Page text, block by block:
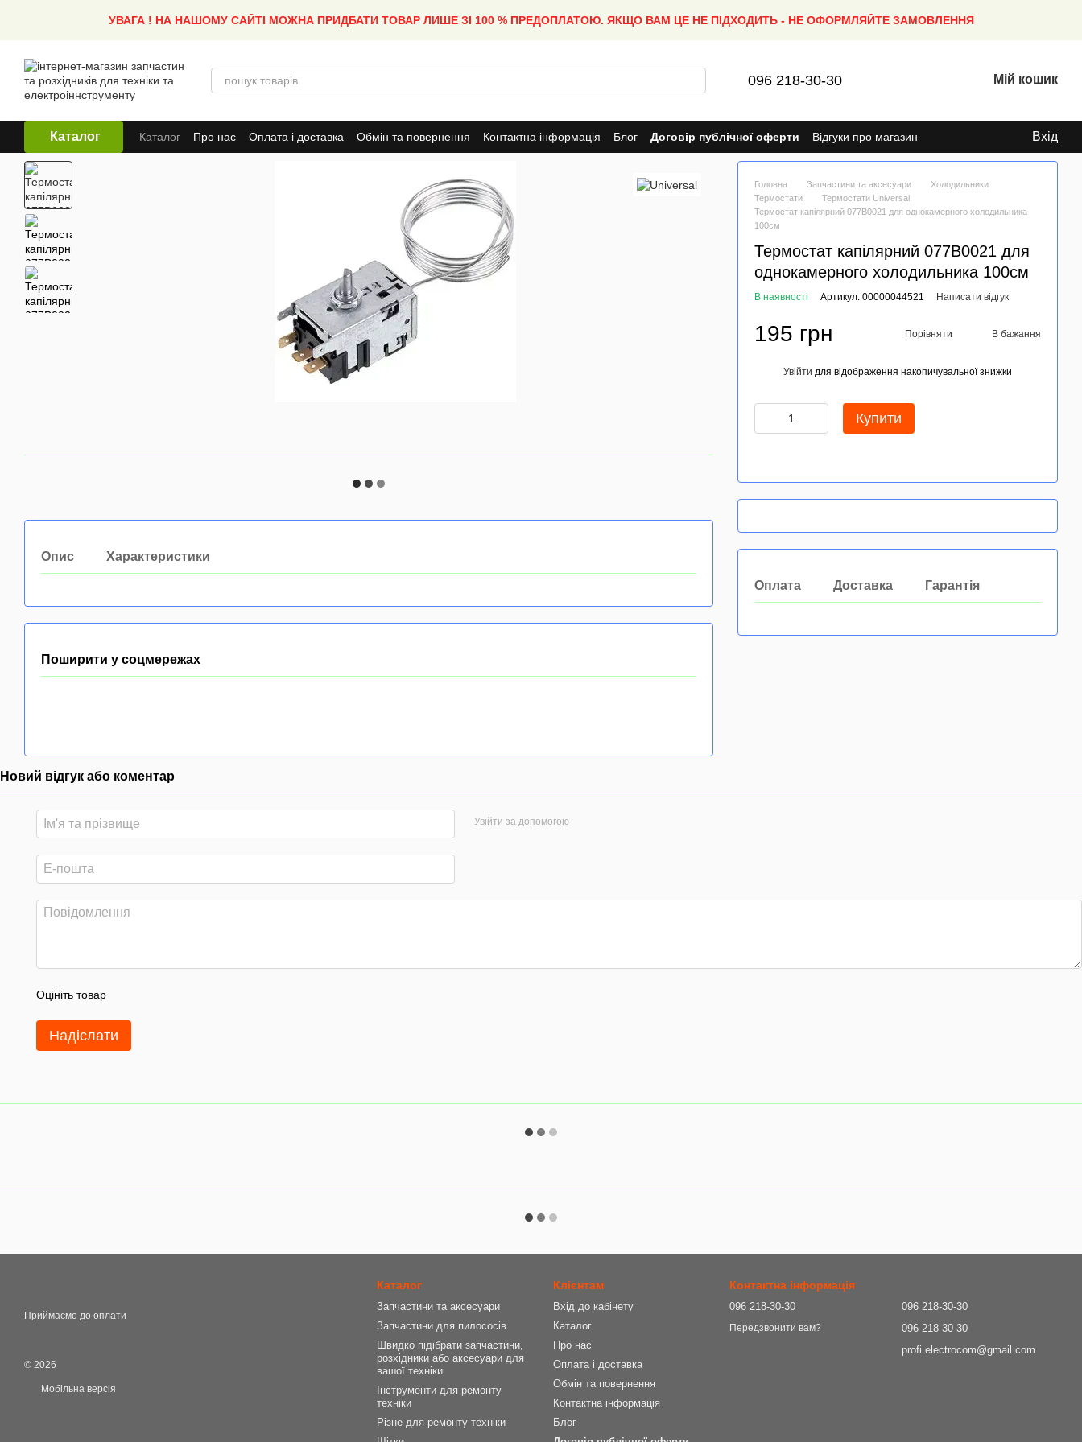
УВАГА ! НА НАШОМУ САЙТІ МОЖНА ПРИДБАТИ ТОВАР ЛИШЕ ЗІ 100 % ПРЕДОПЛАТОЮ. ЯКЩО ВАМ ЦЕ НЕ ПІДХОДИТЬ - НЕ ОФОРМЛЯЙТЕ ЗАМОВЛЕННЯ
096 218-30-30 Мій кошик
Каталог Каталог Про нас Оплата і доставка Обмін та повернення Контактна інформація Блог Договір публічної оферти Відгуки про магазин Вхід
Головна Запчастини та аксесуари
Холодильники
Термостати
Термостати Universal
Термостат капілярний 077B0021 для однокамерного холодильника
100см
Термостат капілярний 077B0021 для
однокамерного холодильника 100см
В наявності Артикул: 00000044521 Написати відгук
195 грн Порівняти В бажання
Увійти для відображення накопичувальної знижки
Купити
Оплата Доставка Гарантія
Опис Характеристики
Поширити у соцмережах
Новий відгук або коментар
Увійти за допомогою
Оцініть товар
Надіслати
Приймаємо до оплати
© 2026
Мобільна версія
Каталог
Запчастини та аксесуари
Запчастини для пилососів
Швидко підібрати запчастини,
розхідники або аксесуари для
вашої техніки
Інструменти для ремонту
техніки
Різне для ремонту техніки
Клієнтам
Вхід до кабінету
Каталог
Про нас
Оплата і доставка
Обмін та повернення
Контактна інформація
Блог
Контактна інформація
096 218-30-30
Передзвонити вам?
096 218-30-30
096 218-30-30
profi.electrocom@gmail.com